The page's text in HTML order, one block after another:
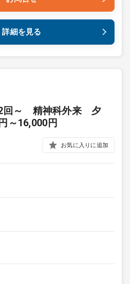
詳細を見る
2回～ 精神科外来 夕
～16,000円
お気に入りに追加